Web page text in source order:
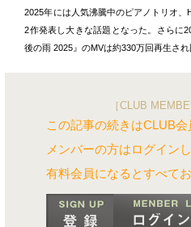
2025年には人気沸騰中のピアノトリオ
2作発表し大きな話題となった。さらに
後の雨 2025』のMVは約330万回再生さ
［CLUB
この記事の続きはCLUB会
メンバーの方はログイン
有料会員になるとすべて